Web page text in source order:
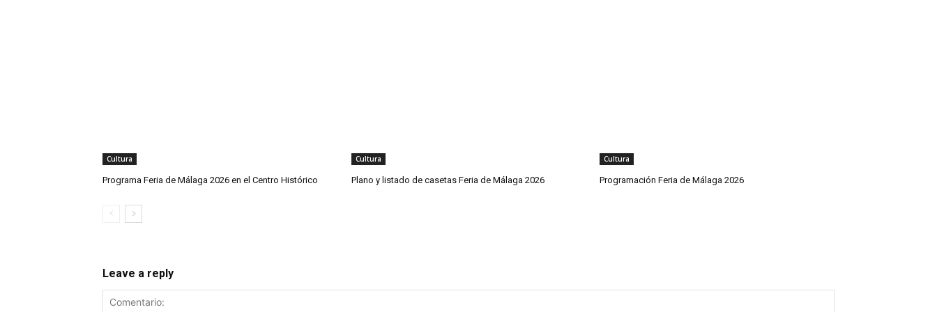
Cultura
Programa Feria de Málaga 2026 en el Centro Histórico
Cultura
Plano y listado de casetas Feria de Málaga 2026
Cultura
Programación Feria de Málaga 2026
Leave a reply